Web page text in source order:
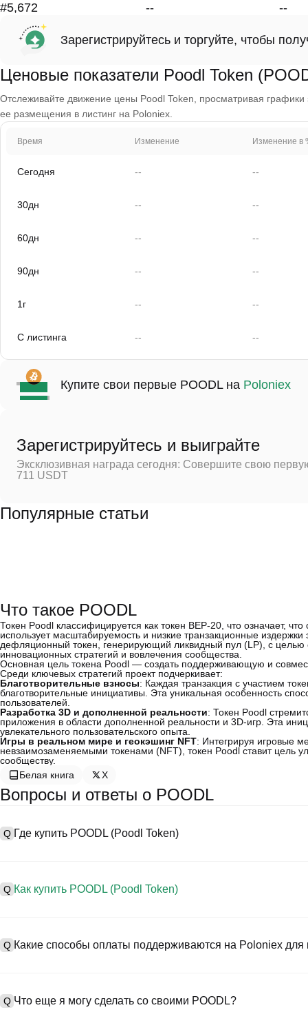
#5,672 -- --
Зарегистрируйтесь и торгуйте, чтобы
Ценовые показатели Poodl Token
Отслеживайте движение цены Poodl Token, просматривая
ее размещения в листинг на Poloniex.
Время Изменение Изменение в
Сегодня -- --
30дн -- --
60дн -- --
90дн -- --
1г -- --
С листинга -- --
Купите свои первые POODL на Poloniex
Зарегистрируйтесь и выиграйте
Эксклюзивная награда сегодня: Совершите свою
711 USDT
Популярные статьи
Что такое POODL
Токен Poodl классифицируется как токен BEP-20, что означает,
использует масштабируемость и низкие транзакционные
дефляционный токен, генерирующий ликвидный пул (LP), с целью
инновационных стратегий и вовлечения сообщества.
Основная цель токена Poodl — создать поддерживающую и
Среди ключевых стратегий проект подчеркивает:
Благотворительные взносы: Каждая транзакция с участием
благотворительные инициативы. Эта уникальная особенность
пользователей.
Разработка 3D и дополненной реальности: Токен Poodl
приложения в области дополненной реальности и 3D-игр. Эта
увлекательного пользовательского опыта.
Игры в реальном мире и геокэшинг NFT: Интегрируя игровые
невзаимозаменяемыми токенами (NFT), токен Poodl ставит цель
сообществу.
Белая книга
X
Вопросы и ответы о POODL
Q Где купить POODL (Poodl Token)
предоставляют удобные интерфейсы, высокую ликвидность и
Например, Poloniex поддерживает торговлю разнообразными
Процесс покупки Poodl Token на CEX следующий:
1. Создайте учетную запись и пройдите KYC-верификацию.
4. Разместите рыночный/лимитный ордер на покупку.
Q Как купить POODL (Poodl Token)
торговать POODL (Poodl Token) и широким спектром
Q Какие способы оплаты поддерживаются на Poloniex для
1) Кредитные/дебетовые карты (такие как Visa и Mastercard)
2) P2P-торговля для покупки USDT у других пользователей
Q Что еще я могу сделать со своими POODL?